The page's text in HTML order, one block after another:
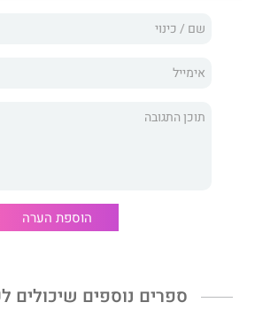
קריאה משמחת וכייפית.
הוספת הערה
ספרים נוספים שיכולים